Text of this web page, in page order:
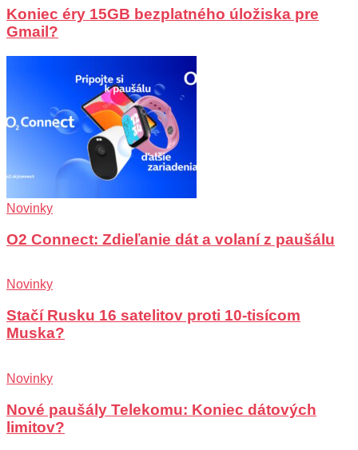
Koniec éry 15GB bezplatného úložiska pre
Gmail?
Novinky
O2 Connect: Zdieľanie dát a volaní z paušálu
Novinky
Stačí Rusku 16 satelitov proti 10-tisícom
Muska?
Novinky
Nové paušály Telekomu: Koniec dátových
limitov?